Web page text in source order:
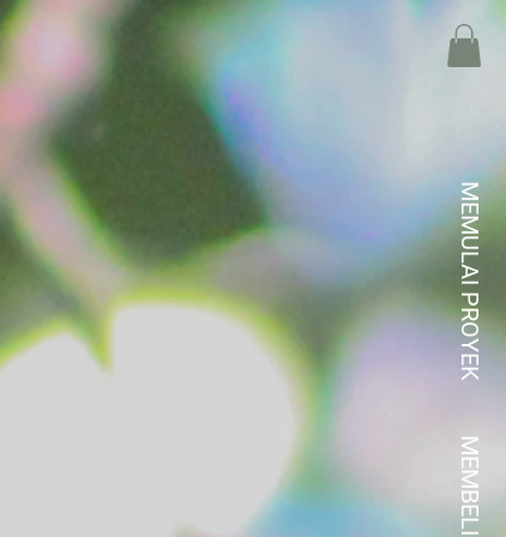
MEMULAI PROYEK